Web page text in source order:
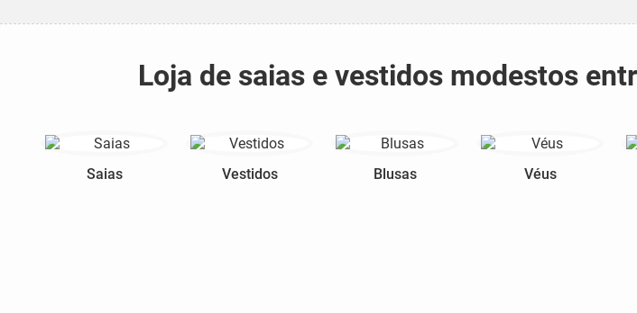
Loja de saias e vestidos modestos
Saias Vestidos Blusas Véus